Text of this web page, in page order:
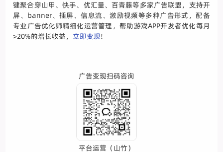
键聚合穿山甲、快手、优汇量、百青藤等多家广告联盟，支持开
屏、banner、插屏、信息流、激励视频等多种广告形式，配备
专业广告优化师精细化运营管理，帮助游戏APP开发者优化每月
>20%的增长收益， 立即变现!
广告变现扫码咨询
平台运营（山竹）